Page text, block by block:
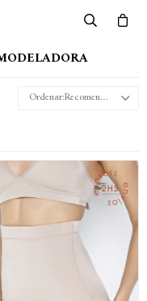
Recomendados